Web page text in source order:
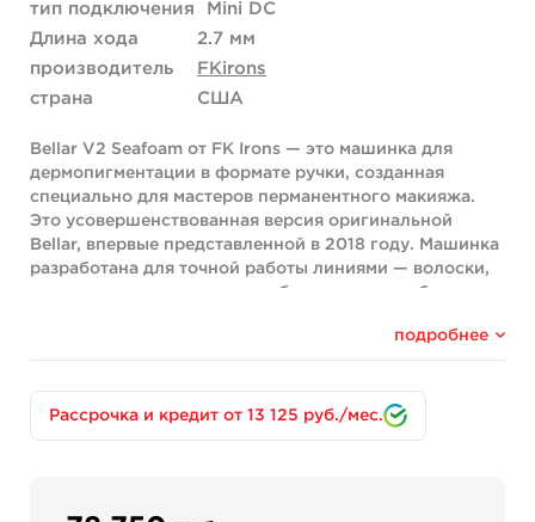
тип подключения
Mini DC
Длина хода
2.7 мм
производитель
FKirons
страна
США
Bellar V2 Seafoam от FK Irons — это машинка для
дермопигментации в формате ручки, созданная
специально для мастеров перманентного макияжа.
Это усовершенствованная версия оригинальной
Bellar, впервые представленной в 2018 году. Машинка
разработана для точной работы линиями — волоски,
стрелки, тонкие линии — и обеспечивает стабильные
2.7 мм машинка универсальна и подходит для работы
с любыми зонами, обеспечивая чистое и равномерное
подробнее
Рассрочка и кредит от 13 125 руб./мес.